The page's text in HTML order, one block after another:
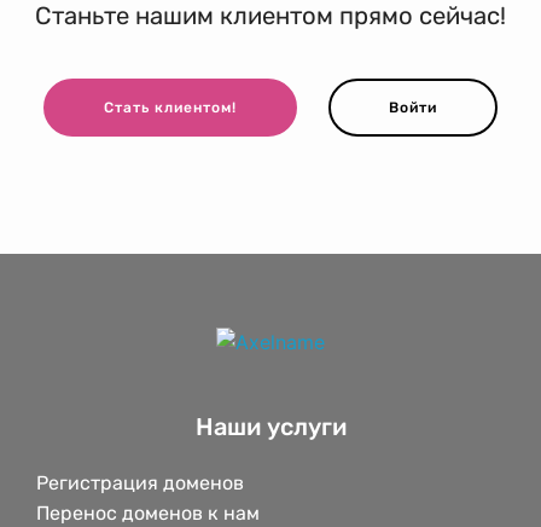
Станьте нашим клиентом прямо сейчас!
Стать клиентом! Войти
Наши услуги
Регистрация доменов
Перенос доменов к нам